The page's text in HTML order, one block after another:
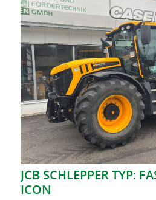
JCB SCHLEPPER TYP:
ICON